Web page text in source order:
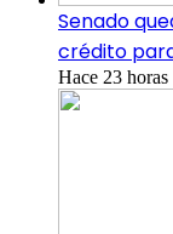
Senado
crédito
Hace 23 horas